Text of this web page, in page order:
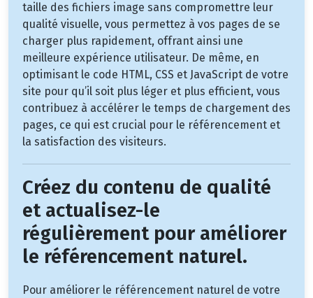
taille des fichiers image sans compromettre leur
qualité visuelle, vous permettez à vos pages de se
charger plus rapidement, offrant ainsi une
meilleure expérience utilisateur. De même, en
optimisant le code HTML, CSS et JavaScript de votre
site pour qu’il soit plus léger et plus efficient, vous
contribuez à accélérer le temps de chargement des
pages, ce qui est crucial pour le référencement et
la satisfaction des visiteurs.
Créez du contenu de qualité
et actualisez-le
régulièrement pour améliorer
le référencement naturel.
Pour améliorer le référencement naturel de votre